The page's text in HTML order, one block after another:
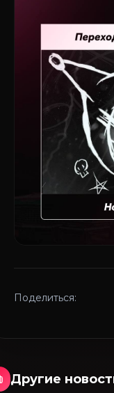
Поделиться:
Другие